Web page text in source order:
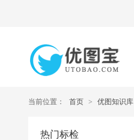
当前位置： 首页 > 优图知识库
热门标检